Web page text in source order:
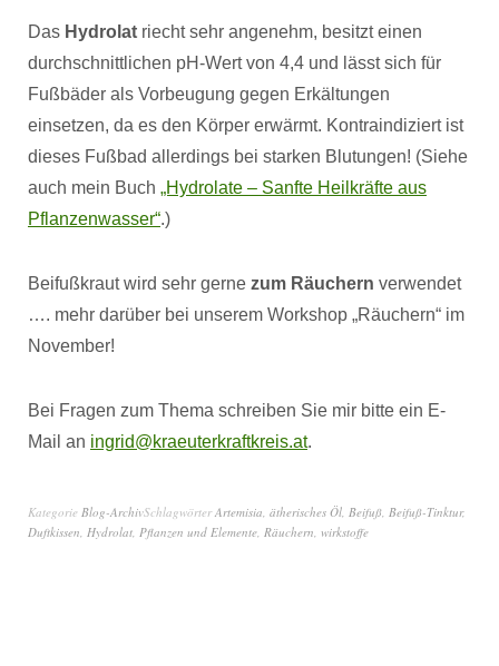
Das Hydrolat riecht sehr angenehm, besitzt einen
durchschnittlichen pH-Wert von 4,4 und lässt sich für
Fußbäder als Vorbeugung gegen Erkältungen
einsetzen, da es den Körper erwärmt. Kontraindiziert ist
dieses Fußbad allerdings bei starken Blutungen! (Siehe
auch mein Buch „Hydrolate – Sanfte Heilkräfte aus
Pflanzenwasser“.)
Beifußkraut wird sehr gerne zum Räuchern verwendet
…. mehr darüber bei unserem Workshop „Räuchern“ im
November!
Bei Fragen zum Thema schreiben Sie mir bitte ein E-
Mail an ingrid@kraeuterkraftkreis.at.
Kategorie Blog-ArchivSchlagwörterArtemisia, ätherisches Öl, Beifuß, Beifuß-Tinktur,
Duftkissen, Hydrolat, Pflanzen und Elemente, Räuchern, wirkstoffe